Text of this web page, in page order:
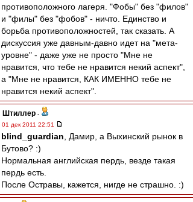
противоположного лагеря. "Фобы" без "филов"
и "филы" без "фобов" - ничто. Единство и
борьба противоположностей, так сказать. А
дискуссия уже давным-давно идет на "мета-
уровне" - даже уже не просто "Мне не
нравится, что тебе не нравится некий аспект",
а "Мне не нравится, КАК ИМЕННО тебе не
нравится некий аспект".
Штиллер -
01 дек 2011 22:51
blind_guardian , Дамир, а Выхинский рынок в
Бутово? :)
Нормальная английская пердь, везде такая
пердь есть.
После Остравы, кажется, нигде не страшно. :)